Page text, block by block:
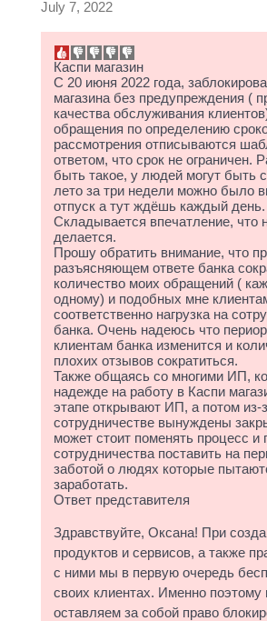
July 7, 2022
Каспи магазин
С 20 июня 2022 года,
магазина без предупреждения (
качества обслуживания
обращения по определению
рассмотрения отписываются
ответом, что срок не ограничен.
быть такое, у людей могут быть
лето за три недели можно было
отпуск а тут ждёшь каждый день.
Складывается впечатление, что
делается.
Прошу обратить внимание, что
разъясняющем ответе банка
количество моих обращений (
одному) и подобных мне
соответственно нагрузка на
банка. Очень надеюсь что
клиентам банка изменится и
плохих отзывов сократиться.
Также общаясь со многими ИП,
надежде на работу в Каспи
этапе открывают ИП, а потом из-
сотрудничестве вынуждены
может стоит поменять процесс и
сотрудничества поставить на
заботой о людях которые
заработать.
Ответ представителя
Здравствуйте, Оксана! При
продуктов и сервисов, а также
с ними мы в первую очередь
своих клиентах. Именно поэтому
оставляем за собой право